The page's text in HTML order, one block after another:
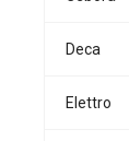
Deca
Elettro